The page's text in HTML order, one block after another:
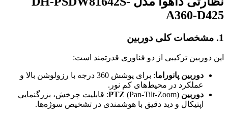
A360-D425
1. مشخصات کلی دوربین
این دوربین ترکیبی از دو فناوری قدرتمند است:
دوربین پانوراما
: برای پوشش 360 درجه با رزولوشن بالا و
عملکرد در محیط‌های کم نور.
دوربین PTZ
(Pan-Tilt-Zoom): قابلیت چرخش، بزرگنمایی
اپتیکال و دید دقیق با هوشمندی در تشخیص سوژه‌ها.